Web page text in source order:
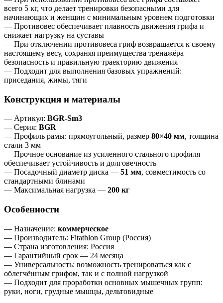
всего 5 кг, что делает тренировки безопасными для
начинающих и женщин с минимальным уровнем подготовки
— Противовес обеспечивает плавность движения грифа и
снижает нагрузку на суставы
— При отключении противовеса гриф возвращается к своему
настоящему весу, сохраняя преимущества тренажёра —
безопасность и правильную траекторию движения
— Подходит для выполнения базовых упражнений:
приседания, жимы, тяги
Конструкция и материалы
— Артикул: BGR‑Sm3
— Серия: BGR
— Профиль рамы: прямоугольный, размер 80×40 мм, толщина
стали 3 мм
— Прочное основание из усиленного стального профиля
обеспечивает устойчивость и долговечность
— Посадочный диаметр диска — 51 мм, совместимость со
стандартными блинами
— Максимальная нагрузка — 200 кг
Особенности
— Назначение: коммерческое
— Производитель: Fitathlon Group (Россия)
— Страна изготовления: Россия
— Гарантийный срок — 24 месяца
— Универсальность: возможность тренироваться как с
облегчённым грифом, так и с полной нагрузкой
— Подходит для проработки основных мышечных групп:
руки, ноги, грудные мышцы, дельтовидные